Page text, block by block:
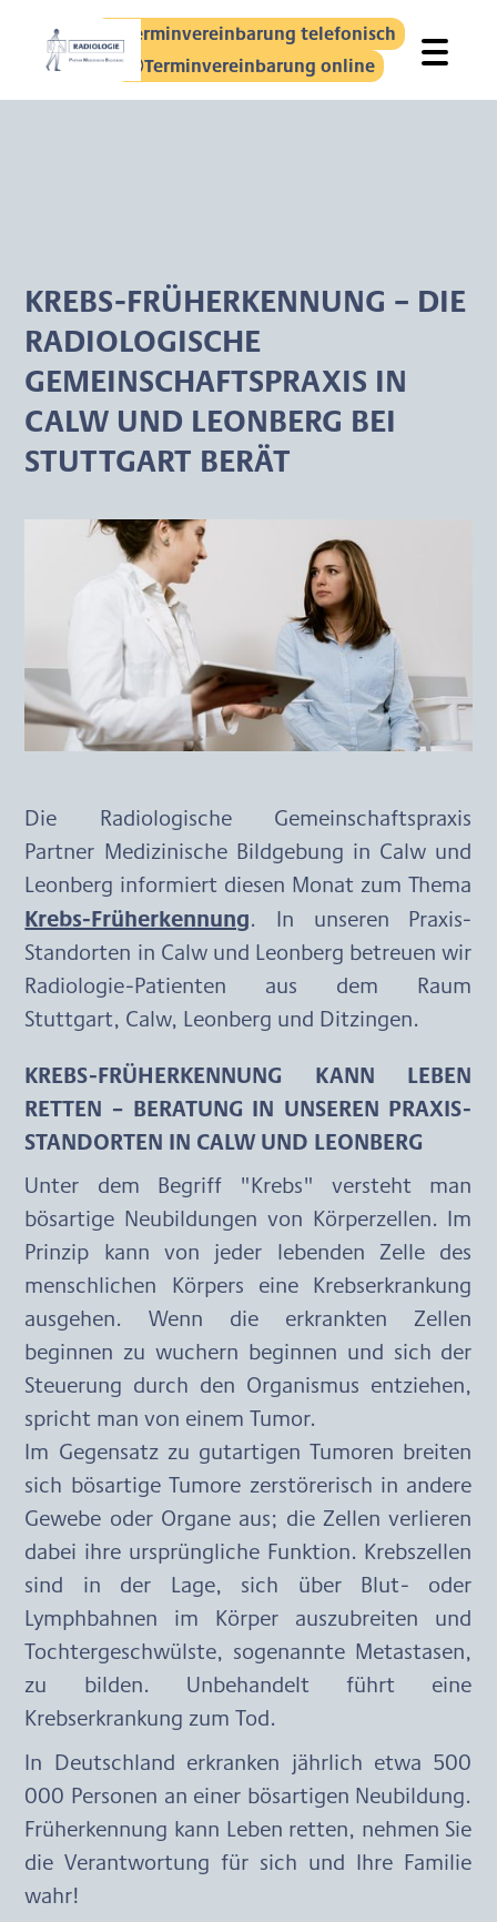
Terminvereinbarung telefonisch
Terminvereinbarung online
KREBS-FRÜHERKENNUNG – DIE
RADIOLOGISCHE
GEMEINSCHAFTSPRAXIS IN
CALW UND LEONBERG BEI
STUTTGART BERÄT
Die Radiologische Gemeinschaftspraxis
Partner Medizinische Bildgebung in Calw und
Krebs-Früherkennung. In unseren Praxis-
Standorten in Calw und Leonberg betreuen wir
Radiologie-Patienten aus dem Raum
Stuttgart, Calw, Leonberg und Ditzingen.
KREBS-FRÜHERKENNUNG KANN LEBEN
RETTEN – BERATUNG IN UNSEREN PRAXIS-
STANDORTEN IN CALW UND LEONBERG
Unter dem Begriff "Krebs" versteht man
bösartige Neubildungen von Körperzellen. Im
Prinzip kann von jeder lebenden Zelle des
menschlichen Körpers eine Krebserkrankung
ausgehen. Wenn die erkrankten Zellen
beginnen zu wuchern beginnen und sich der
Steuerung durch den Organismus entziehen,
spricht man von einem Tumor.
Im Gegensatz zu gutartigen Tumoren breiten
sich bösartige Tumore zerstörerisch in andere
Gewebe oder Organe aus; die Zellen verlieren
dabei ihre ursprüngliche Funktion. Krebszellen
sind in der Lage, sich über Blut- oder
Lymphbahnen im Körper auszubreiten und
Tochtergeschwülste, sogenannte Metastasen,
zu bilden. Unbehandelt führt eine
Krebserkrankung zum Tod.
In Deutschland erkranken jährlich etwa 500
000 Personen an einer bösartigen Neubildung.
Früherkennung kann Leben retten, nehmen Sie
die Verantwortung für sich und Ihre Familie
wahr!